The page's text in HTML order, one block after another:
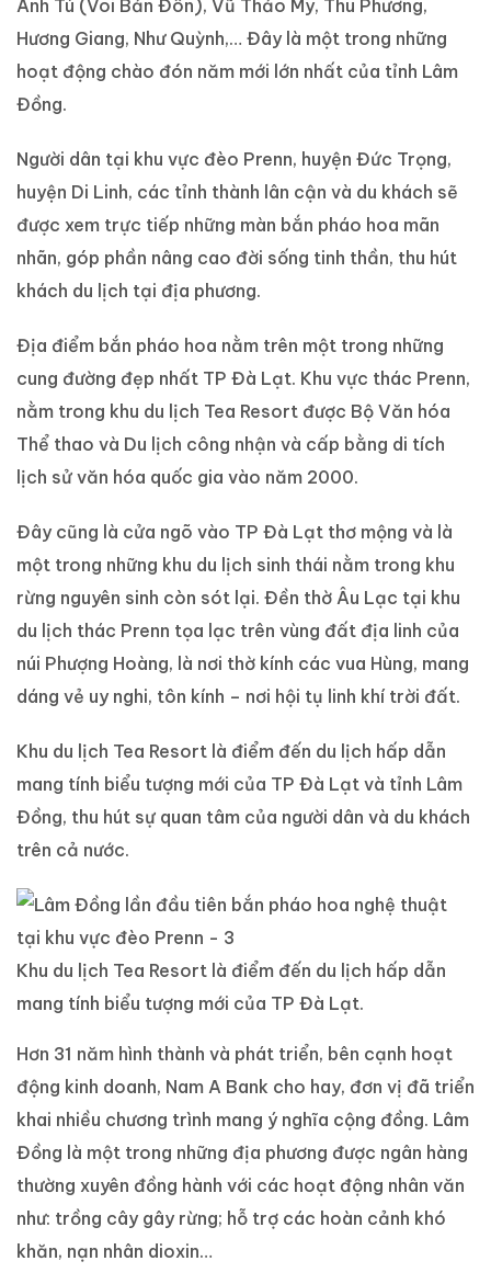
Anh Tú (Voi Bản Đôn), Vũ Thảo My, Thu Phương,
Hương Giang, Như Quỳnh,… Đây là một trong những
hoạt động chào đón năm mới lớn nhất của tỉnh Lâm
Đồng.
Người dân tại khu vực đèo Prenn, huyện Đức Trọng,
huyện Di Linh, các tỉnh thành lân cận và du khách sẽ
được xem trực tiếp những màn bắn pháo hoa mãn
nhãn, góp phần nâng cao đời sống tinh thần, thu hút
khách du lịch tại địa phương.
Địa điểm bắn pháo hoa nằm trên một trong những
cung đường đẹp nhất TP Đà Lạt. Khu vực thác Prenn,
nằm trong khu du lịch Tea Resort được Bộ Văn hóa
Thể thao và Du lịch công nhận và cấp bằng di tích
lịch sử văn hóa quốc gia vào năm 2000.
Đây cũng là cửa ngõ vào TP Đà Lạt thơ mộng và là
một trong những khu du lịch sinh thái nằm trong khu
rừng nguyên sinh còn sót lại. Đền thờ Âu Lạc tại khu
du lịch thác Prenn tọa lạc trên vùng đất địa linh của
núi Phượng Hoàng, là nơi thờ kính các vua Hùng, mang
dáng vẻ uy nghi, tôn kính – nơi hội tụ linh khí trời đất.
Khu du lịch Tea Resort là điểm đến du lịch hấp dẫn
mang tính biểu tượng mới của TP Đà Lạt và tỉnh Lâm
Đồng, thu hút sự quan tâm của người dân và du khách
trên cả nước.
Khu du lịch Tea Resort là điểm đến du lịch hấp dẫn
mang tính biểu tượng mới của TP Đà Lạt.
Hơn 31 năm hình thành và phát triển, bên cạnh hoạt
động kinh doanh, Nam A Bank cho hay, đơn vị đã triển
khai nhiều chương trình mang ý nghĩa cộng đồng. Lâm
Đồng là một trong những địa phương được ngân hàng
thường xuyên đồng hành với các hoạt động nhân văn
như: trồng cây gây rừng; hỗ trợ các hoàn cảnh khó
khăn, nạn nhân dioxin…